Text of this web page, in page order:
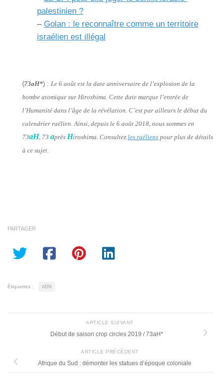
palestinien ?
– Golan : le reconnaître comme un territoire
israélien est illégal
(73aH*) : Le 6 août est la date anniversaire de l’explosion de la
bombe atomique sur Hiroshima. Cette date marque l’entrée de
l’Humanité dans l’âge de la révélation. C’est par ailleurs le début du
calendrier raélien. Ainsi, depuis le 6 août 2018, nous sommes en
73aH, 73 après Hiroshima. Consultez les raéliens pour plus de détails
à ce sujet.
PARTAGER
Étiquettes : ADN
ARTICLE SUIVANT
Début de saison crop circles 2019 / 73aH*
ARTICLE PRÉCÉDENT
Afrique du Sud : démonter les statues d’époque coloniale